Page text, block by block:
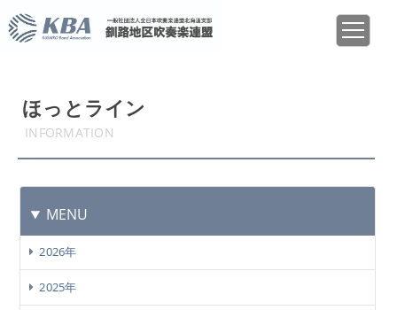
ほっとライン
INFORMATION
MENU
2026年
2025年